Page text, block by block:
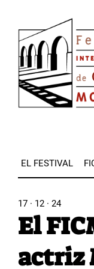
contenido
principal
EL FESTIVAL
17 · 12 · 24
El
actriz